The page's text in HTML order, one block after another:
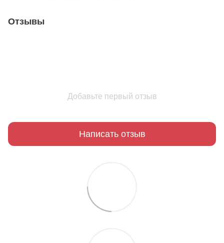
Отзывы
Добавьте первый отзыв
Написать отзыв